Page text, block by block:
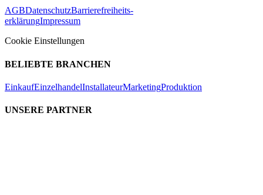
AGBDatenschutzBarrierefreiheits-
erklärungImpressum
Cookie Einstellungen
BELIEBTE BRANCHEN
EinkaufEinzelhandelInstallateurMarketingProduktion
UNSERE PARTNER